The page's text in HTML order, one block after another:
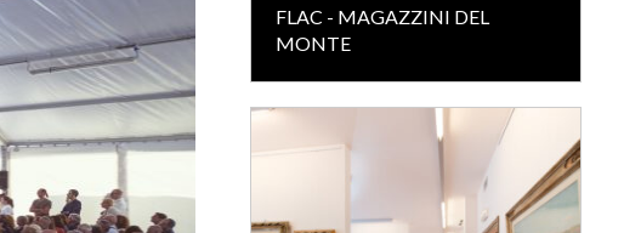
FLAC - MAGAZZINI DEL
MONTE